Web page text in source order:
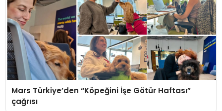
Mars Türkiye’den “Köpeğini İşe Götür Haftası”
çağrısı